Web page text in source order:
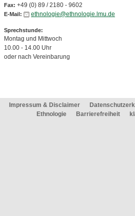
Fax: +49 (0) 89 / 2180 - 9602
E-Mail: ethnologie@ethnologie.lmu.de
Sprechstunde:
Montag und Mittwoch
10.00 - 14.00 Uhr
oder nach Vereinbarung
Impressum & Disclaimer
Ethnologie
Barrierefreiheit